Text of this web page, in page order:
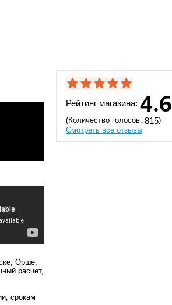
Орше,
расчет,
срокам
Рейтинг магазина: 4.6
(Количество голосов: 815)
Смотреть все отзывы